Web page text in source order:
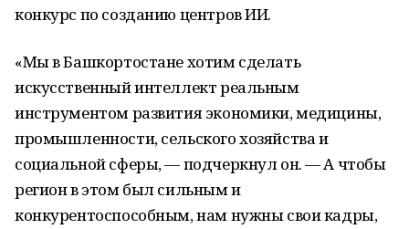
конкурс по созданию центров ИИ.
«Мы в Башкортостане хотим сделать
искусственный интеллект реальным
инструментом развития экономики, медицины,
промышленности, сельского хозяйства и
социальной сферы, — подчеркнул он. — А чтобы
регион в этом был сильным и
конкурентоспособным, нам нужны свои кадры,